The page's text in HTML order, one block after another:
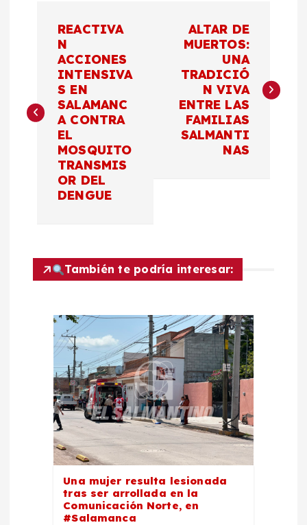
e
ó
REACTIVA
N
ACCIONES
INTENSIVA
S EN
SALAMANC
A CONTRA
EL
MOSQUITO
TRANSMIS
OR DEL
DENGUE
ALTAR DE
MUERTOS:
UNA
TRADICIÓ
N VIVA
ENTRE LAS
FAMILIAS
SALMANTI
NAS
También te podría interesar:
Una mujer resulta lesionada
tras ser arrollada en la
Comunicación Norte, en
#Salamanca